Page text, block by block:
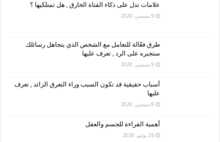
علامات تدل على ذكاء الفتاة الخارق , هل تمتلكيها ؟
9 سبتمبر، 2020
طرق فعّالة للتعامل مع الشخص الذي يتجاهل رسائلك
ستجبره على الرد , تعرف عليها
9 سبتمبر، 2020
أسباب حقيقية قد تكون السبب وراء التعرق الزائد , تعرف
عليها
8 سبتمبر، 2020
أهمية القراءة للجسم والعقل
26 يوليو، 2020